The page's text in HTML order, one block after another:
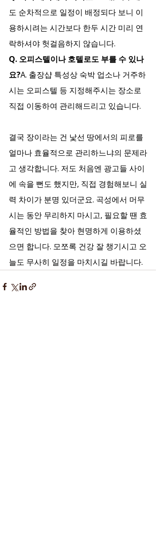
도 순차적으로 일정이 배정되다 보니 이
용하시려는 시간보다 한두 시간 미리 연
락하셔야 헛걸음하지 않습니다.
Q. 오피스텔이나 호텔로도 부를 수 있나
요?A. 출장샵 특성상 숙박 업소나 거주하
시는 오피스텔 등 지정해주시는 장소로
직접 이동하여 관리해드리고 있습니다.
결국 장이라는 건 낯선 땅에서의 피로를
얼마나 효율적으로 관리하느냐의 문제라
고 생각합니다. 저도 처음엔 광고들 사이
에 속을 뻔도 했지만, 직접 경험해보니 실
력 차이가 분명 있더군요. 곡성에서 머무
시는 동안 무리하지 마시고, 필요할 땐 효
율적인 방법을 찾아 현명하게 이용하셨
으면 합니다. 모쪼록 건강 잘 챙기시고 오
늘도 무사히 일정을 마치시길 바랍니다.